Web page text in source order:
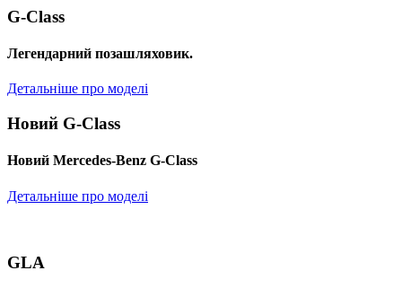
G-Class
Легендарний позашляховик.
Детальніше про моделі
Новий G-Class
Новий Mercedes-Benz G-Class
Детальніше про моделі
GLA